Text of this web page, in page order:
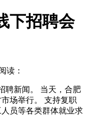
下招聘会
读：
聘新闻。 当天，合肥
场举行。 支持复职
员等各类群体就业求